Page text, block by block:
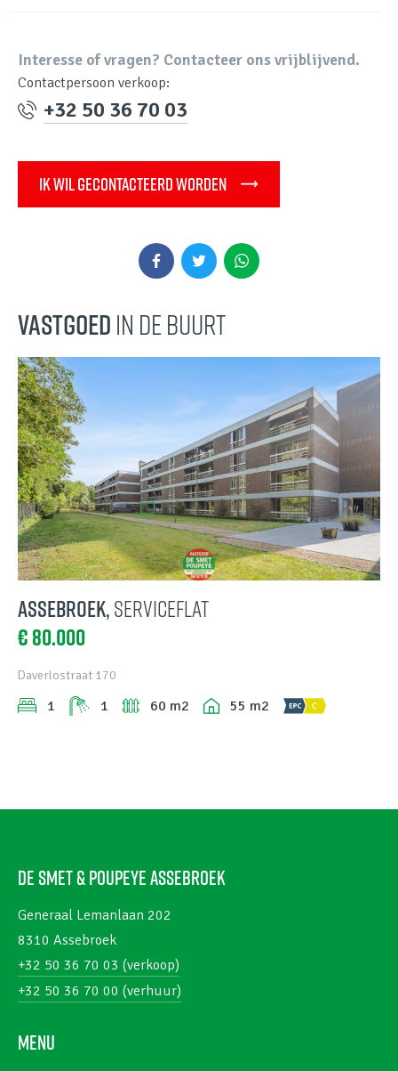
Interesse of vragen? Contacteer ons vrijblijvend.
Contactpersoon verkoop:
+32 50 36 70 03
IK WIL GECONTACTEERD WORDEN
Vastgoedin de buurt
Assebroek,Serviceflat
€ 80.000
Daverlostraat 170
1 1 60 m2 55 m2
De Smet & Poupeye Assebroek
Generaal Lemanlaan 202
8310 Assebroek
+32 50 36 70 03 (verkoop)
+32 50 36 70 00 (verhuur)
Menu